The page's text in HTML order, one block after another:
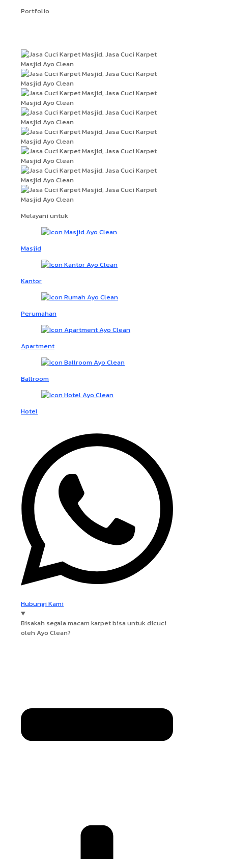
Portfolio
Melayani untuk
Masjid
Kantor
Perumahan
Apartment
Ballroom
Hotel
Hubungi Kami
Bisakah segala macam karpet bisa untuk dicuci
oleh Ayo Clean?